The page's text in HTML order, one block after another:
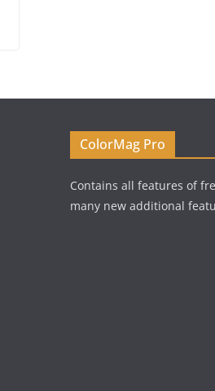
ColorMag Pro
Contains all features of
many new additional